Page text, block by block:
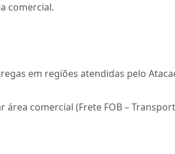
comercial.
em regiões atendidas pelo
área comercial (Frete FOB –